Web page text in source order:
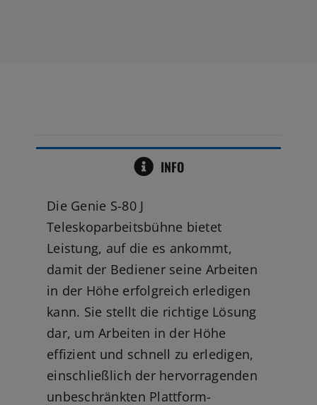
INFO
Die Genie S-80 J
Teleskoparbeitsbühne bietet
Leistung, auf die es ankommt,
damit der Bediener seine Arbeiten
in der Höhe erfolgreich erledigen
kann. Sie stellt die richtige Lösung
dar, um Arbeiten in der Höhe
effizient und schnell zu erledigen,
einschließlich der hervorragenden
unbeschränkten Plattform-